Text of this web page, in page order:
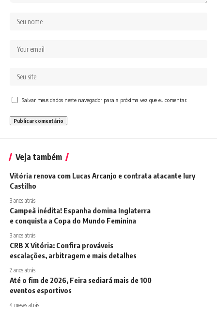
Salvar meus dados neste navegador para a próxima vez que eu comentar.
Veja também
Vitória renova com Lucas Arcanjo e contrata atacante Iury
Castilho
3 anos atrás
Campeã inédita! Espanha domina Inglaterra
e conquista a Copa do Mundo Feminina
3 anos atrás
CRB X Vitória: Confira prováveis
escalações, arbitragem e mais detalhes
2 anos atrás
Até o fim de 2026, Feira sediará mais de 100
eventos esportivos
4 meses atrás